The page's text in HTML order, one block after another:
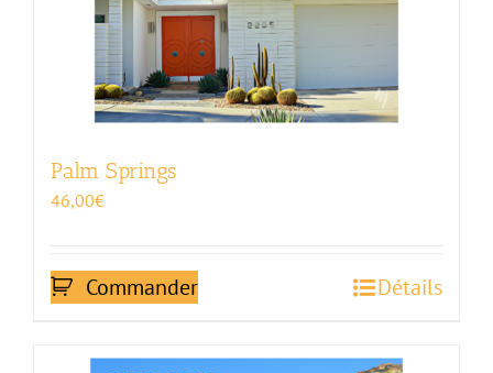
Palm Springs
46,00€
Commander Détails